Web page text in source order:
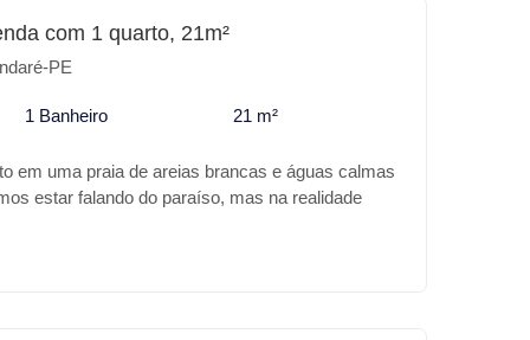
Churrasqueira * Academia * Salão de jogos *
o seu lazer ou para investimento o MARÉ
com 1 quarto, 21m²
PE
1 Banheiro 21 m²
em uma praia de areias brancas e águas calmas
estar falando do paraíso, mas na realidade
Acquaventure. A Carneiros Prime Imobiliária